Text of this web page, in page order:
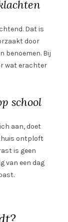
Dat is
door
benoemen. Bij
wat erachter
school
aan, doet
ontploft
is geen
van een dag